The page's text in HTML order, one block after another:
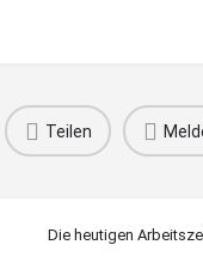
Teilen
Die heutigen